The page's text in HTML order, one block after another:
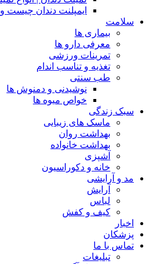
ایمپلنت دندان چیست
سلامت
بیماری ها
معرفی دارو ها
تمرینات ورزشی
تغذیه و تناسب اندام
طب سنتی
نوشیدنی و دمنوش ها
خواص میوه ها
سبک زندگی
ماسک های زیبایی
بهداشت روان
بهداشت خانواده
آشپزی
خانه و دکوراسیون
مد و آرایشی
آرایش
لباس
کیف و کفش
اخبار
پزشکان
تماس با ما
تبلیغات